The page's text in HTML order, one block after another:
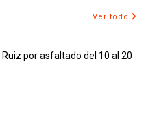
Ver todo
por asfaltado del 10 al 20